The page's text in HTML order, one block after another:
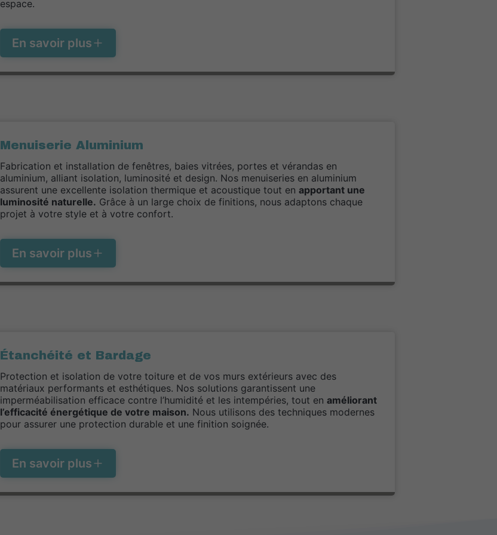
espace.
En savoir plus
Menuiserie Aluminium
Fabrication et installation de fenêtres, baies vitrées, portes et vérandas en
aluminium, alliant isolation, luminosité et design. Nos menuiseries en aluminium
assurent une excellente isolation thermique et acoustique tout en apportant une
luminosité naturelle. Grâce à un large choix de finitions, nous adaptons chaque
projet à votre style et à votre confort.
En savoir plus
Étanchéité et Bardage
Protection et isolation de votre toiture et de vos murs extérieurs avec des
matériaux performants et esthétiques. Nos solutions garantissent une
imperméabilisation efficace contre l’humidité et les intempéries, tout en améliorant
l’efficacité énergétique de votre maison. Nous utilisons des techniques modernes
pour assurer une protection durable et une finition soignée.
En savoir plus